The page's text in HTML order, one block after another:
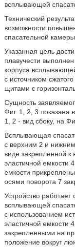
всплывающей
Технический
возможности
спасательной
Указанная цель
плавучести
корпуса
с источником
щитами с
Сущность
Фиг. 1, 2, 3 показана
1, 2 - вид сбоку, на
Всплывающая
с верхним 2 и
виде закрепленной к
эластичной емкости
емкости
осями поворота 7
Устройство
всплывающей
с использованием
эластичной емкости
закрепленными на
положение вокруг